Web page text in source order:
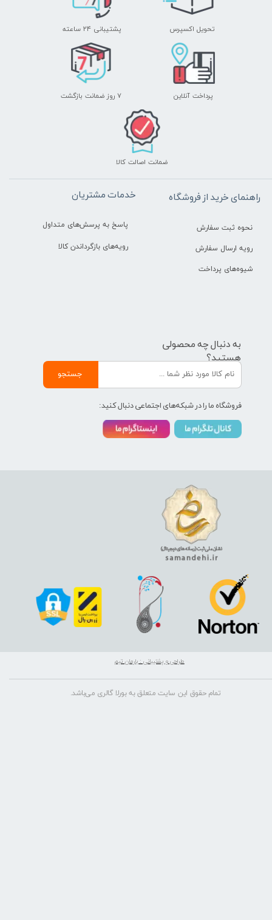
تمام حقوق این سایت متعلق به بورلا گالری می‌باشد.
طراحی و پشتیبانی : بارمان تیم
تحویل اکسپرس پشتیبانی ۲۴ ساعته
پرداخت آنلاین ۷ روز ضمانت بازگشت
ضمانت اصالت کالا
راهنمای خرید از فروشگاه
نحوه ثبت سفارش
رویه ارسال سفارش
شیوه‌های پرداخت
خدمات مشتریان
پاسخ به پرسش‌های متداول
رویه‌های بازگرداندن کالا
به دنبال چه محصولی
هستید؟
جستجو
فروشگاه ما را در شبکه‌های اجتماعی دنبال کنید: